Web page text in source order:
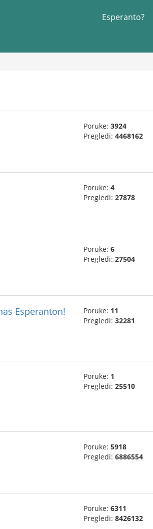
Esperanto?
Poruke: 3924
Pregledi: 4468162
Poruke: 4
Pregledi: 27878
Poruke: 6
Pregledi: 27504
Esperanton! Poruke: 11
Pregledi: 32281
Poruke: 1
Pregledi: 25510
Poruke: 5918
Pregledi: 6886554
Poruke: 6311
Pregledi: 8426132